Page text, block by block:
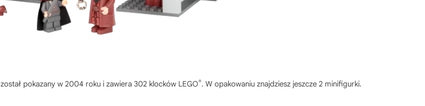
został pokazany w 2004 roku i zawiera 302 klocków LEGO®. W opakowaniu znajdziesz jeszcze 2 minifigurki.